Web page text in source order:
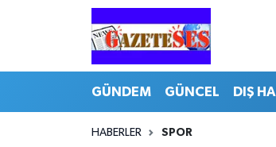
GÜNDEM GÜNCEL DIŞ
HABERLER SPOR